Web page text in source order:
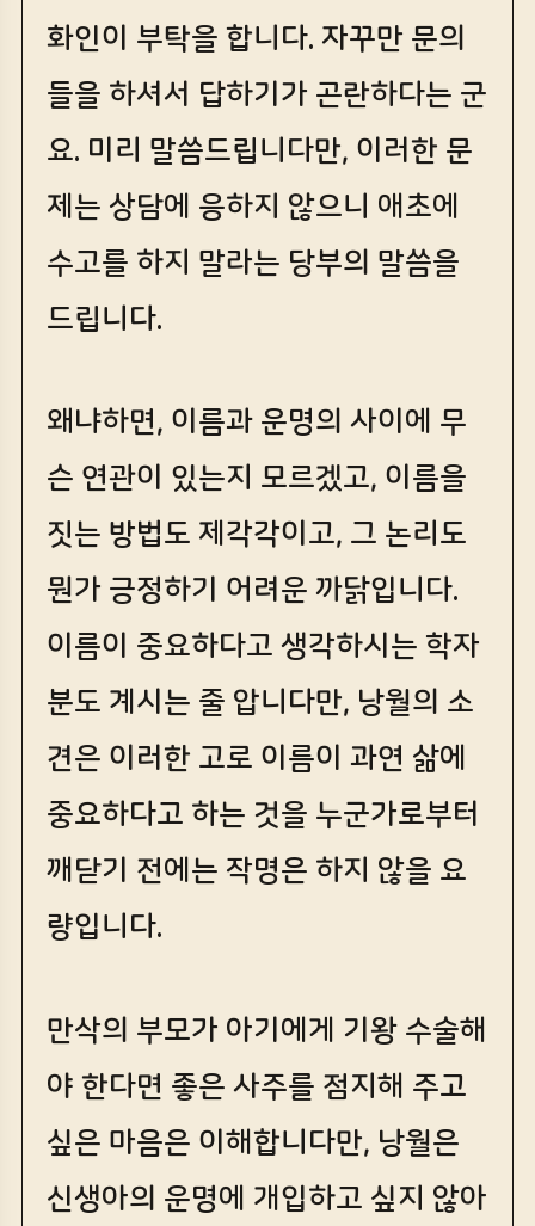
화인이 부탁을 합니다. 자꾸만 문의
들을 하셔서 답하기가 곤란하다는 군
요. 미리 말씀드립니다만, 이러한 문
제는 상담에 응하지 않으니 애초에
수고를 하지 말라는 당부의 말씀을
드립니다.
왜냐하면, 이름과 운명의 사이에 무
슨 연관이 있는지 모르겠고, 이름을
짓는 방법도 제각각이고, 그 논리도
뭔가 긍정하기 어려운 까닭입니다.
이름이 중요하다고 생각하시는 학자
분도 계시는 줄 압니다만, 낭월의 소
견은 이러한 고로 이름이 과연 삶에
중요하다고 하는 것을 누군가로부터
깨닫기 전에는 작명은 하지 않을 요
량입니다.
만삭의 부모가 아기에게 기왕 수술해
야 한다면 좋은 사주를 점지해 주고
싶은 마음은 이해합니다만, 낭월은
신생아의 운명에 개입하고 싶지 않아